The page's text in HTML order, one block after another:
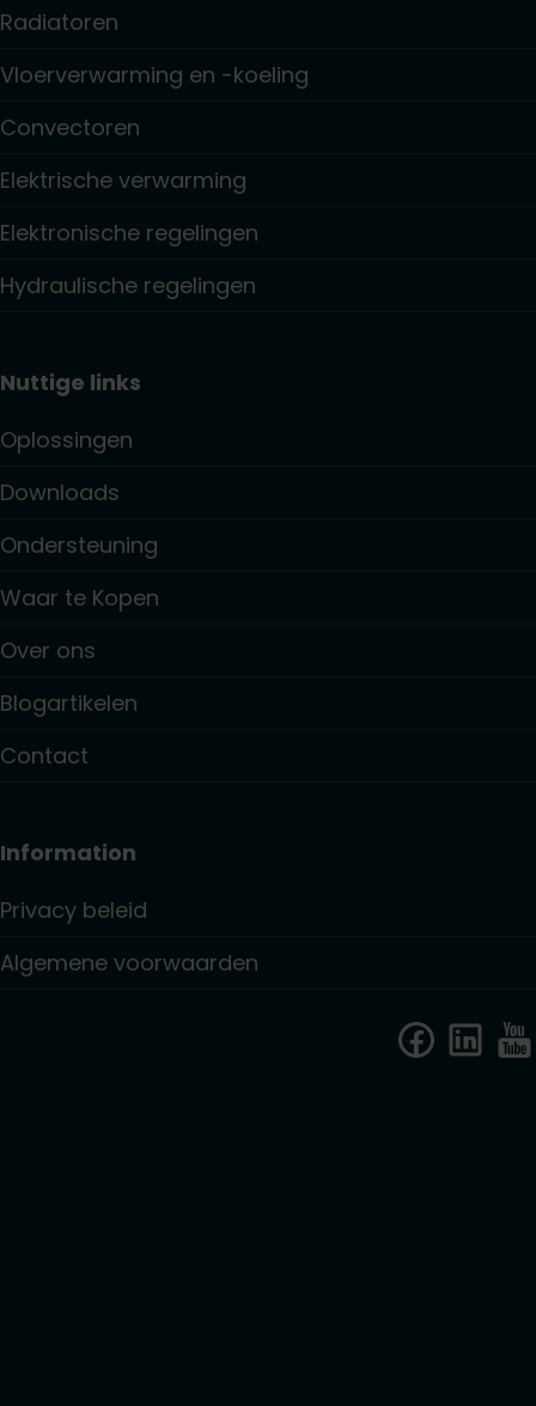
Radiatoren
Vloerverwarming en -koeling
Convectoren
Elektrische verwarming
Elektronische regelingen
Hydraulische regelingen
Nuttige links
Oplossingen
Downloads
Ondersteuning
Waar te Kopen
Over ons
Blogartikelen
Contact
Information
Privacy beleid
Algemene voorwaarden